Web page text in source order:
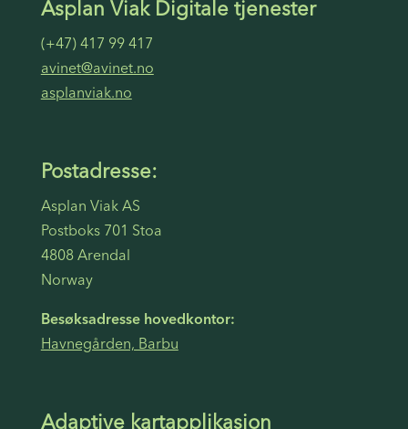
Asplan Viak Digitale tjenester
(+47) 417 99 417
avinet@avinet.no
asplanviak.no
Postadresse:
Asplan Viak AS
Postboks 701 Stoa
4808 Arendal
Norway
Besøksadresse hovedkontor:
Havnegården, Barbu
Adaptive kartapplikasjon